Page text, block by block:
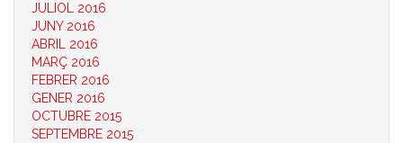
JULIOL 2016
JUNY 2016
ABRIL 2016
MARÇ 2016
FEBRER 2016
GENER 2016
OCTUBRE 2015
SEPTEMBRE 2015